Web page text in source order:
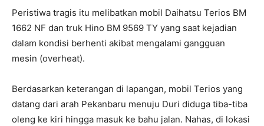
Peristiwa tragis itu melibatkan mobil Daihatsu Terios BM
1662 NF dan truk Hino BM 9569 TY yang saat kejadian
dalam kondisi berhenti akibat mengalami gangguan
mesin (overheat).
Berdasarkan keterangan di lapangan, mobil Terios yang
datang dari arah Pekanbaru menuju Duri diduga tiba-tiba
oleng ke kiri hingga masuk ke bahu jalan. Nahas, di lokasi